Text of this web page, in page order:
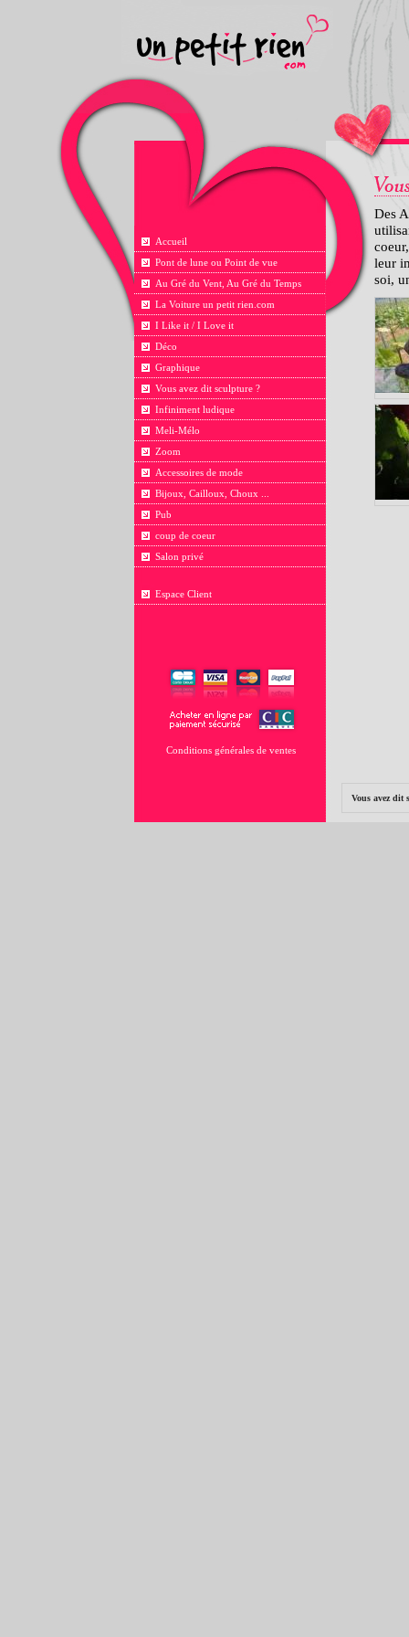
Accueil
Pont de lune ou Point de vue
Au Gré du Vent, Au Gré du Temps
La Voiture un petit rien.com
I Like it / I Love it
Déco
Graphique
Vous avez dit sculpture ?
Infiniment ludique
Meli-Mélo
Zoom
Accessoires de mode
Bijoux, Cailloux, Choux ...
Pub
coup de coeur
Salon privé
Espace Client
Conditions générales de ventes
Des
leur
soi,
Vous avez dit